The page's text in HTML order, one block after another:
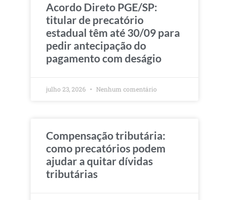
Acordo Direto PGE/SP:
titular de precatório
estadual têm até 30/09 para
pedir antecipação do
pagamento com deságio
julho 23, 2026 Nenhum comentário
Compensação tributária:
como precatórios podem
ajudar a quitar dívidas
tributárias